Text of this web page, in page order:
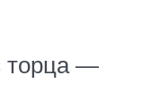
торца —